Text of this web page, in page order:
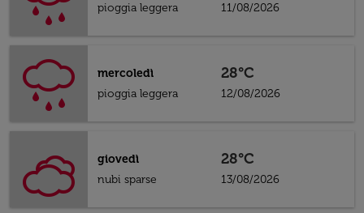
pioggia leggera
11/08/2026
mercoledì
pioggia leggera
28°C
12/08/2026
giovedì
nubi sparse
28°C
13/08/2026